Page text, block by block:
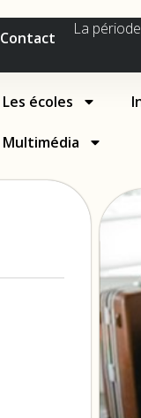
Contact La
Les écoles
Multimédia